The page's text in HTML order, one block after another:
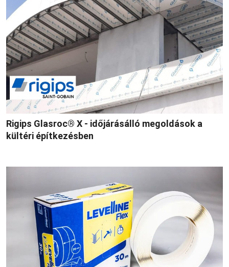
Rigips Glasroc® X - időjárásálló megoldások a
kültéri építkezésben